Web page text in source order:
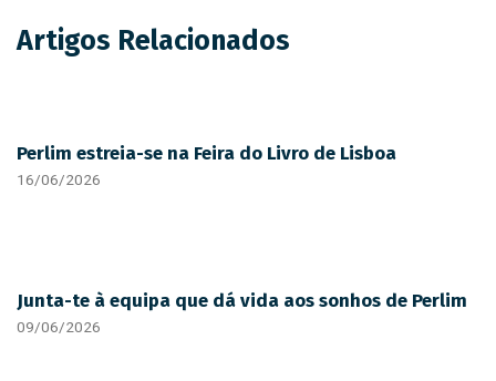
Artigos Relacionados
Perlim estreia-se na Feira do Livro de Lisboa
16/06/2026
Junta-te à equipa que dá vida aos sonhos de Perlim
09/06/2026